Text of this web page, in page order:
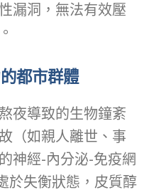
漏洞，無法有效壓
都市群體
夜導致的生物鐘紊
（如親人離世、事
神經-內分泌-免疫網
於失衡狀態，皮質醇